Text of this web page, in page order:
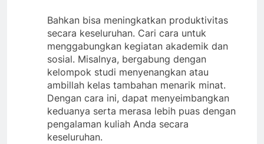
Bahkan bisa meningkatkan produktivitas
secara keseluruhan. Cari cara untuk
menggabungkan kegiatan akademik dan
sosial. Misalnya, bergabung dengan
kelompok studi menyenangkan atau
ambillah kelas tambahan menarik minat.
Dengan cara ini, dapat menyeimbangkan
keduanya serta merasa lebih puas dengan
pengalaman kuliah Anda secara
keseluruhan.